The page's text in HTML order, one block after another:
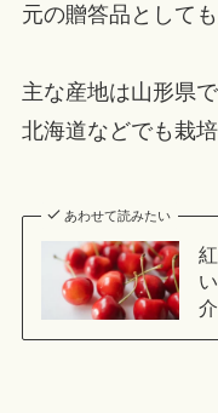
元の贈答品として
主な産地は山形県
北海道などでも栽
あわせて読みたい